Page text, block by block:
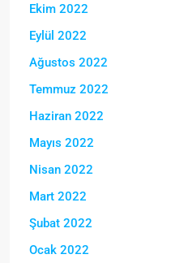
Ekim 2022
Eylül 2022
Ağustos 2022
Temmuz 2022
Haziran 2022
Mayıs 2022
Nisan 2022
Mart 2022
Şubat 2022
Ocak 2022